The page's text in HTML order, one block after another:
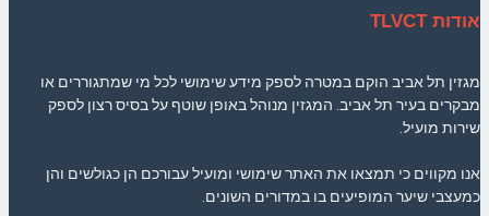
אודות TLVCT
מגזין תל אביב הוקם במטרה לספק מידע שימושי לכל מי שמתגוררים או
מבקרים בעיר תל אביב. המגזין מנוהל באופן שוטף על בסיס רצון לספק
שירות מועיל.
אנו מקווים כי תמצאו את האתר שימושי ומועיל עבורכם הן כגולשים והן
כמעצבי שיער המופיעים בו במדורים השונים.